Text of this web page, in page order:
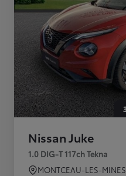
Nissan Juke
1.0 DIG-T 117ch Tekna
MONTCEAU-LES-MINES